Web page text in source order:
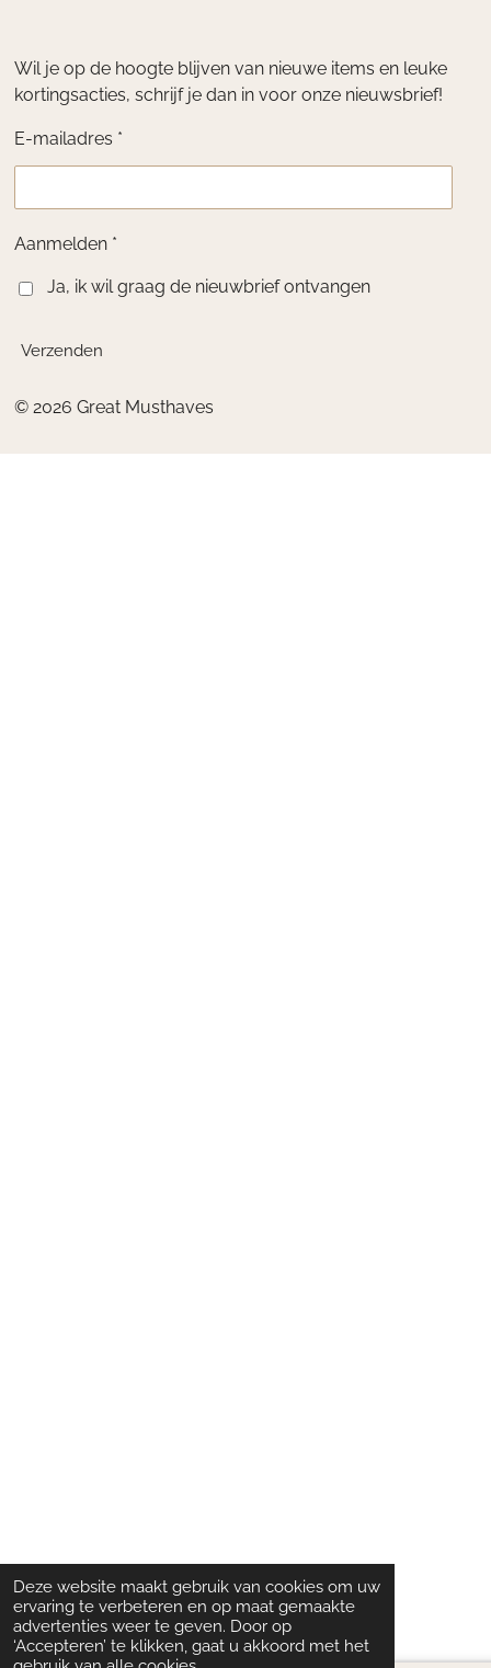
Deze website maakt gebruik van cookies om uw
ervaring te verbeteren en op maat gemaakte
advertenties weer te geven. Door op
‘Accepteren’ te klikken, gaat u akkoord met het
Wil je op de hoogte blijven van nieuwe items en leuke
kortingsacties, schrijf je dan in voor onze nieuwsbrief!
E-mailadres *
Aanmelden *
Ja, ik wil graag de nieuwbrief ontvangen
Verzenden
© 2026 Great Musthaves